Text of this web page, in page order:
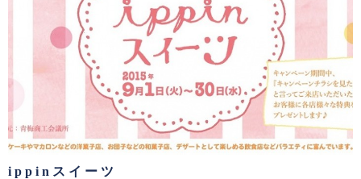
ippinスイーツ